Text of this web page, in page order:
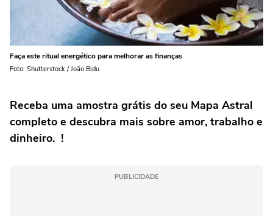
Faça este ritual energético para melhorar as finanças
Foto: Shutterstock / João Bidu
Receba uma amostra grátis do seu Mapa Astral
completo e descubra mais sobre amor, trabalho e
dinheiro. !
PUBLICIDADE